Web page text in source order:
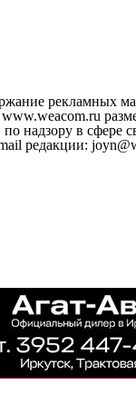
рекламных
надзору в сфере
редакции: